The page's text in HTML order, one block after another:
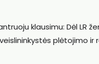
klausimu: Dėl LR
plėtojimo ir